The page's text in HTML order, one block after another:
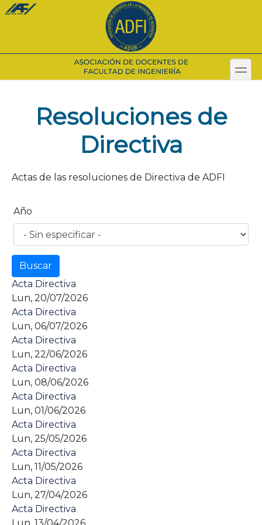
Pasar
toggle
Resoluciones de
Directiva
Actas de las resoluciones de Directiva de ADFI
Año
Acta Directiva
Lun, 20/07/2026
Acta Directiva
Lun, 06/07/2026
Acta Directiva
Lun, 22/06/2026
Acta Directiva
Lun, 08/06/2026
Acta Directiva
Lun, 01/06/2026
Acta Directiva
Lun, 25/05/2026
Acta Directiva
Lun, 11/05/2026
Acta Directiva
Lun, 27/04/2026
Acta Directiva